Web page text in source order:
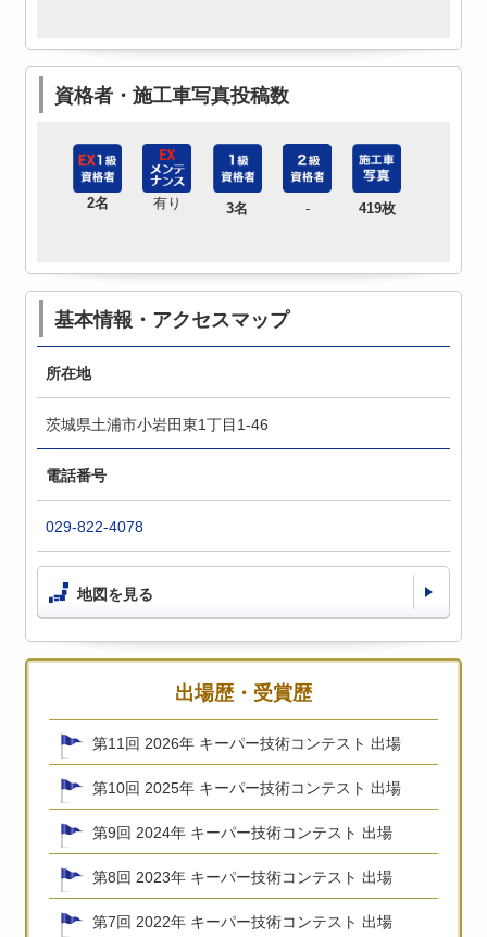
資格者・施工車写真投稿数
2名 有り 3名 - 419枚
基本情報・アクセスマップ
所在地
茨城県土浦市小岩田東1丁目1-46
電話番号
029-822-4078
地図を見る
出場歴・受賞歴
第11回 2026年 キーパー技術コンテスト 出場
第10回 2025年 キーパー技術コンテスト 出場
第9回 2024年 キーパー技術コンテスト 出場
第8回 2023年 キーパー技術コンテスト 出場
第7回 2022年 キーパー技術コンテスト 出場